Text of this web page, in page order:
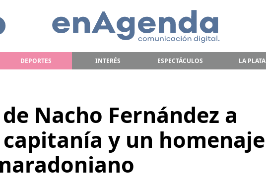
DEPORTES INTERÉS ESPECTÁCULOS LA PLATA
Nacho Fernández a
y un homenaje